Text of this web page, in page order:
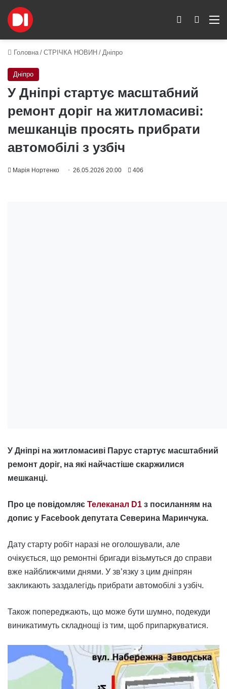
Пошук
Switch skin
Головна / СТРІЧКА НОВИН / Дніпро
Дніпро
У Дніпрі стартує масштабний
ремонт доріг на житломасиві:
мешканців просять прибрати
автомобілі з узбіч
Марія Нортенко 26.05.2026 20:00 406
У Дніпрі на житломасиві Парус стартує масштабний
ремонт доріг, на які найчастіше скаржилися
мешканці.
Про це повідомляє Телеканал D1 з посиланням на
допис у Facebook депутата Северина Маринчука.
Дату старту робіт наразі не оголошували, але
очікується, що ремонтні бригади візьмуться до справи
вже найближчими днями. У зв’язку з цим дніпрян
закликають заздалегідь прибрати автомобілі з узбіч.
Також попереджають, що може бути шумно, подекуди
виникатимуть складнощі із тим, щоб припаркуватися.